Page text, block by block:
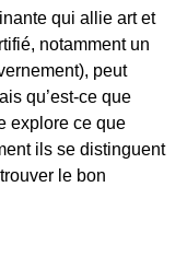
qui allie art et
notamment un
peut
qu’est-ce que
explore ce que
ils se distinguent
le bon